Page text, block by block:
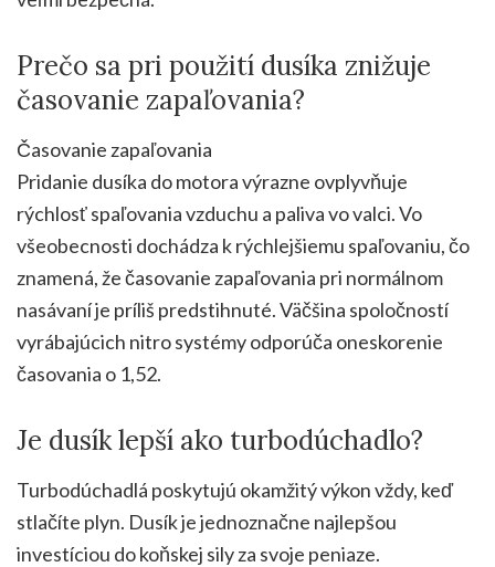
Prečo sa pri použití dusíka znižuje
časovanie zapaľovania?
Časovanie zapaľovania
Pridanie dusíka do motora výrazne ovplyvňuje
rýchlosť spaľovania vzduchu a paliva vo valci. Vo
všeobecnosti dochádza k rýchlejšiemu spaľovaniu, čo
znamená, že časovanie zapaľovania pri normálnom
nasávaní je príliš predstihnuté. Väčšina spoločností
vyrábajúcich nitro systémy odporúča oneskorenie
časovania o 1,52.
Je dusík lepší ako turbodúchadlo?
Turbodúchadlá poskytujú okamžitý výkon vždy, keď
stlačíte plyn. Dusík je jednoznačne najlepšou
investíciou do koňskej sily za svoje peniaze.